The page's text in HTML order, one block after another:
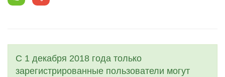
С 1 декабря 2018 года только
зарегистрированные пользователи могут